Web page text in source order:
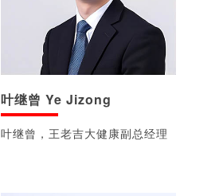
叶继曾 Ye Jizong
叶继曾，王老吉大健康副总经理